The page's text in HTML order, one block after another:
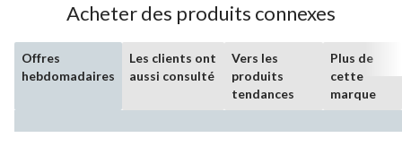
Acheter des produits connexes
Offres
hebdomadaires
Les clients ont
aussi consulté
Vers les
produits
tendances
Plus de
cette
marque